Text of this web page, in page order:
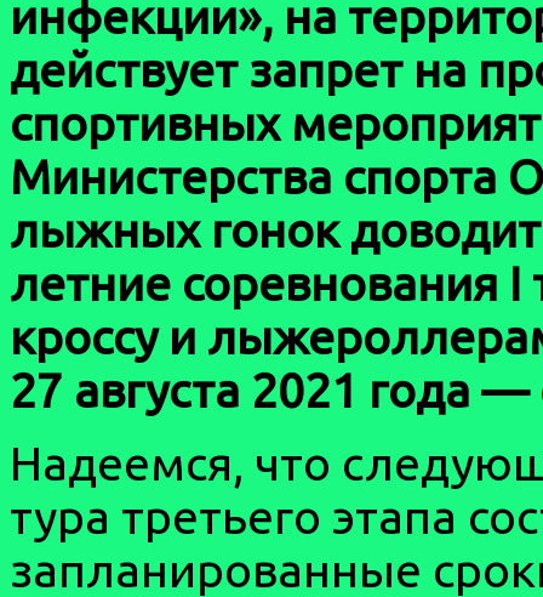
инфекции», на
действует запрет на
спортивных
Министерства спорта
лыжных гонок
летние соревнования
кроссу и
27 августа 2021 года
Надеемся, что
тура третьего этапа
запланированные